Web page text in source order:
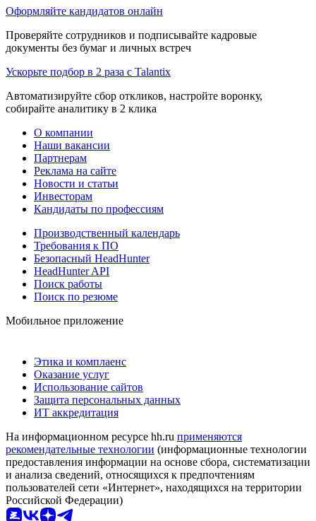
Оформляйте кандидатов онлайн
Проверяйте сотрудников и подписывайте кадровые
документы без бумаг и личных встреч
Ускорьте подбор в 2 раза с Talantix
Автоматизируйте сбор откликов, настройте воронку,
собирайте аналитику в 2 клика
О компании
Наши вакансии
Партнерам
Реклама на сайте
Новости и статьи
Инвесторам
Кандидаты по профессиям
Производственный календарь
Требования к ПО
Безопасный HeadHunter
HeadHunter API
Поиск работы
Поиск по резюме
Мобильное приложение
Этика и комплаенс
Оказание услуг
Использование сайтов
Защита персональных данных
ИТ аккредитация
На информационном ресурсе hh.ru применяются
рекомендательные технологии (информационные технологии
предоставления информации на основе сбора, систематизации
и анализа сведений, относящихся к предпочтениям
пользователей сети «Интернет», находящихся на территории
Российской Федерации)